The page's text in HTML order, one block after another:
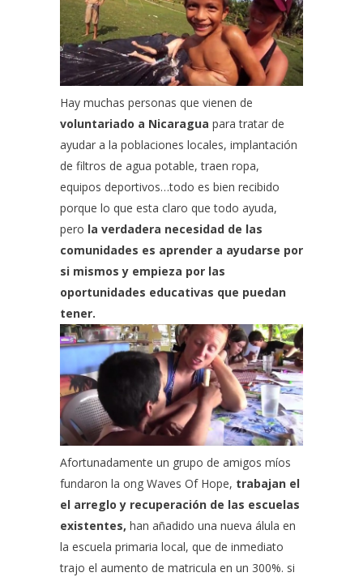
Hay muchas personas que vienen de
voluntariado a Nicaragua para tratar de
ayudar a la poblaciones locales, implantación
de filtros de agua potable, traen ropa,
equipos deportivos…todo es bien recibido
porque lo que esta claro que todo ayuda,
pero la verdadera necesidad de las
comunidades es aprender a ayudarse por
si mismos y empieza por las
oportunidades educativas que puedan
tener.
Afortunadamente un grupo de amigos míos
fundaron la ong Waves Of Hope, trabajan el
el arreglo y recuperación de las escuelas
existentes, han añadido una nueva álula en
la escuela primaria local, que de inmediato
trajo el aumento de matricula en un 300%. si